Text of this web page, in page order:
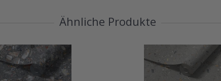
Ähnliche Produkte